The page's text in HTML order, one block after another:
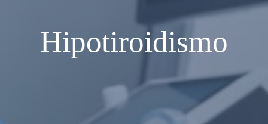
Hipotiroidismo